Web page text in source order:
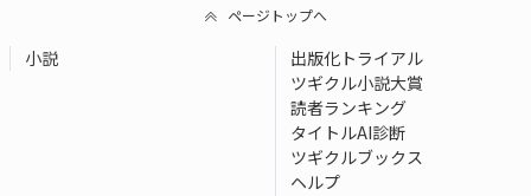
ページトップへ
小説
出版化トライアル
ツギクル小説大賞
読者ランキング
タイトルAI診断
ツギクルブックス
ヘルプ